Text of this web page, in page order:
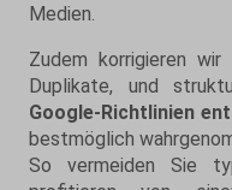
Medien.
Zudem korrigieren
Duplikate, und
Google-Richtlinien
bestmöglich
So vermeiden Sie